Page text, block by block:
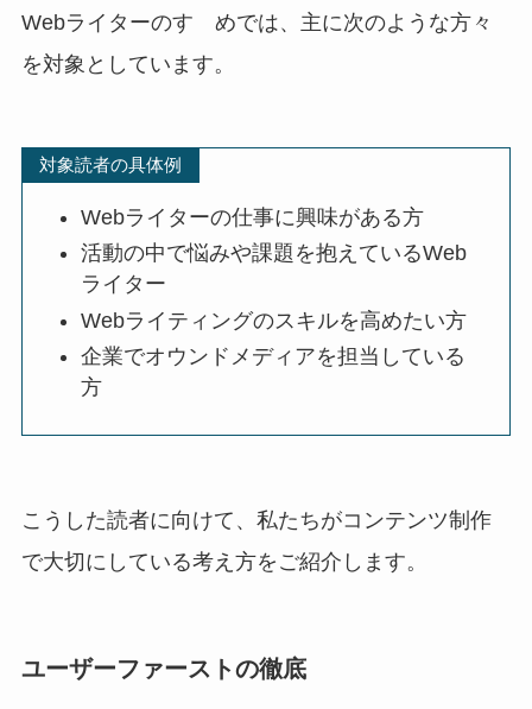
Webライターのすゝめでは、主に次のような方々
を対象としています。
対象読者の具体例
Webライターの仕事に興味がある方
活動の中で悩みや課題を抱えているWeb
ライター
Webライティングのスキルを高めたい方
企業でオウンドメディアを担当している
方
こうした読者に向けて、私たちがコンテンツ制作
で大切にしている考え方をご紹介します。
ユーザーファーストの徹底